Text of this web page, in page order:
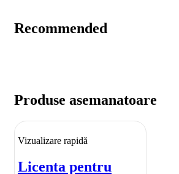
Recommended
Produse asemanatoare
Vizualizare rapidă
Licenta pentru